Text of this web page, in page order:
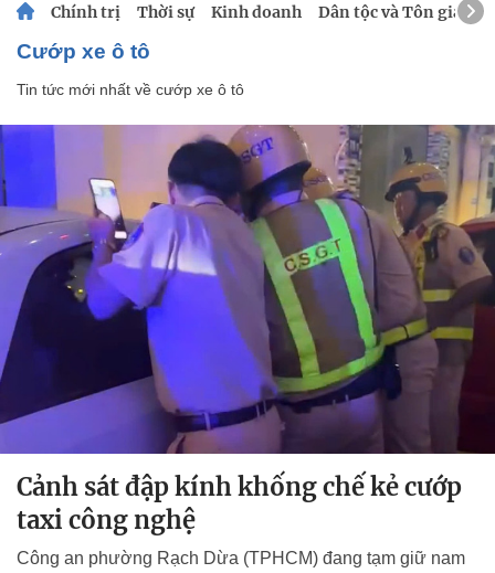
Chính trị Thời sự Kinh doanh Dân tộc và Tôn giáo
cướp xe ô tô
Tin tức mới nhất về cướp xe ô tô
Cảnh sát đập kính khống chế kẻ cướp
taxi công nghệ
Công an phường Rạch Dừa (TPHCM) đang tạm giữ nam